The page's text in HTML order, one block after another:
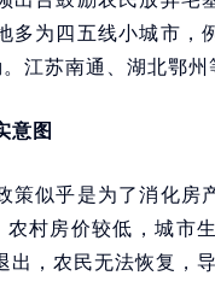
多为四五线小城市，
江苏南通、湖北鄂州
意图
策似乎是为了消化
村房价较低，城市
出，农民无法恢复，